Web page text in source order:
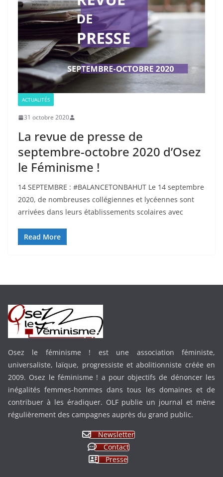
ACTUALITÉS
31 octobre 2020
La revue de presse de
septembre-octobre 2020 d’Osez
le Féminisme !
14 SEPTEMBRE : #BALANCETONBAHUT Le 14 septembre
2020, de nombreuses collégiennes et lycéennes sont
arrivées dans leurs établissements scolaires avec
Read More
Osez le féminisme ! est une association féministe,
universaliste, laïque, progressiste et abolitionniste créée en
2009. Osez le féminisme ! a pour objectifs de dénoncer les
inégalités femmes-hommes dans tous les domaines et de
contribuer à les éradiquer. OLF publie un journal et mène
régulièrement des campagnes auprès du grand public.
Newsletter
Contact
Presse